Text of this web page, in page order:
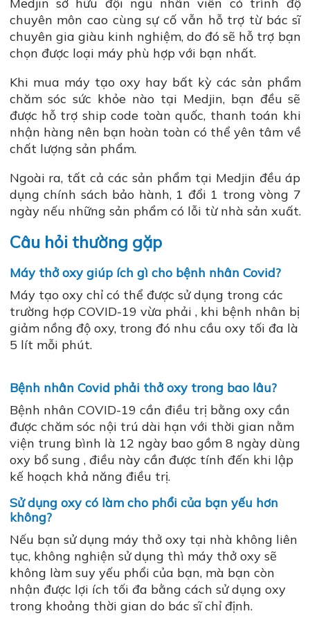
chuyên môn cao cùng sự cố vẫn hỗ trợ từ bác sĩ
chuyên gia giàu kinh nghiệm, do đó sẽ hỗ trợ bạn
chọn được loại máy phù hợp với bạn nhất.
Khi mua máy tạo oxy hay bất kỳ các sản phẩm
chăm sóc sức khỏe nào tại Medjin, bạn đều sẽ
được hỗ trợ ship code toàn quốc, thanh toán khi
nhận hàng nên bạn hoàn toàn có thể yên tâm về
chất lượng sản phẩm.
Ngoài ra, tất cả các sản phẩm tại Medjin đều áp
dụng chính sách bảo hành, 1 đổi 1 trong vòng 7
ngày nếu những sản phẩm có lỗi từ nhà sản xuất.
Câu hỏi thường gặp
Máy thở oxy giúp ích gì cho bệnh nhân Covid?
Máy tạo oxy chỉ có thể được sử dụng trong các
trường hợp COVID-19 vừa phải , khi bệnh nhân bị
giảm nồng độ oxy, trong đó nhu cầu oxy tối đa là
5 lít mỗi phút.
Bệnh nhân Covid phải thở oxy trong bao lâu?
Bệnh nhân COVID-19 cần điều trị bằng oxy cần
được chăm sóc nội trú dài hạn với thời gian nằm
viện trung bình là 12 ngày bao gồm 8 ngày dùng
oxy bổ sung , điều này cần được tính đến khi lập
kế hoạch khả năng điều trị.
Sử dụng oxy có làm cho phổi của bạn yếu hơn
không?
Nếu bạn sử dụng máy thở oxy tại nhà không liên
tục, không nghiện sử dụng thì máy thở oxy sẽ
không làm suy yếu phổi của bạn, mà bạn còn
nhận được lợi ích tối đa bằng cách sử dụng oxy
trong khoảng thời gian do bác sĩ chỉ định.